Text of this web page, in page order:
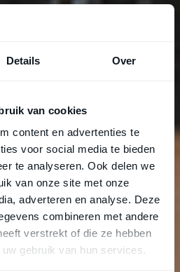
Details Over
van cookies
content en advertenties te
voor social media te bieden
te analyseren. Ook delen we
van onze site met onze
adverteren en analyse. Deze
combineren met andere
verstrekt of die ze hebben
gebruik van hun services.